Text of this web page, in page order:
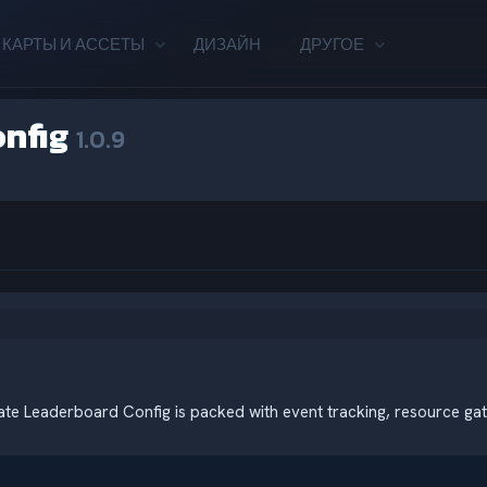
КАРТЫ И АССЕТЫ ДИЗАЙН ДРУГОЕ
1.0.9
Leaderboard Config is packed with event tracking, resource